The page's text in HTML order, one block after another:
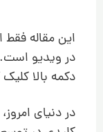
این مقاله
در ویدیو
دکمه بالا
در دنیای